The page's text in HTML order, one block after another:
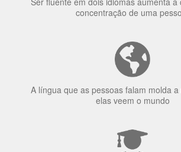
concentração de uma
A língua que as pessoas falam molda
elas veem o mundo